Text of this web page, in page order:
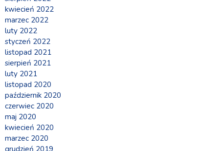
kwiecień 2022
marzec 2022
luty 2022
styczeń 2022
listopad 2021
sierpień 2021
luty 2021
listopad 2020
październik 2020
czerwiec 2020
maj 2020
kwiecień 2020
marzec 2020